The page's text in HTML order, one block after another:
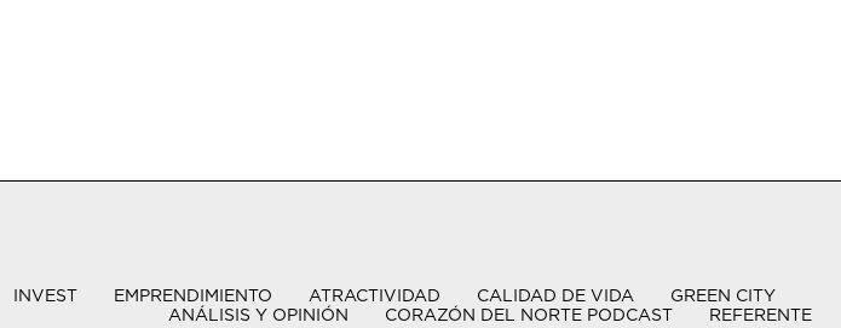
INVEST EMPRENDIMIENTO ATRACTIVIDAD CALIDAD DE VIDA
GREEN CITY
ANÁLISIS Y OPINIÓN
CORAZÓN DEL NORTE PODCAST REFERENTE